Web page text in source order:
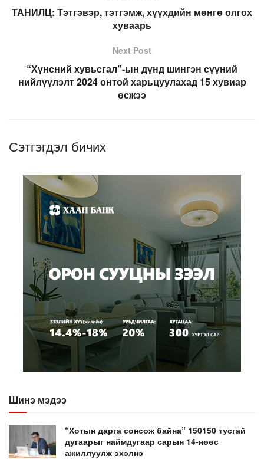
ТАНИЛЦ: Тэтгэвэр, тэтгэмж, хүүхдийн мөнгө олгох
хуваарь
Next Post
“Хүнсний хувьсгал”-ын дүнд шингэн сүүний
нийлүүлэлт 2024 онтой харьцуулахад 15 хувиар
өсжээ
Сэтгэгдэл бичих
Шинэ мэдээ
“Хотын дарга сонсож байна” 150150 тусгай
дугаарыг наймдугаар сарын 14-нөөс
ажиллуулж эхэлнэ